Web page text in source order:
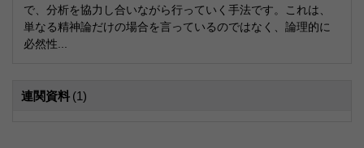
で、分析を協力し合いながら行っていく手法です。これは、
単なる精神論だけの場合を言っているのではなく、論理的に
必然性...
連関資料 (1)